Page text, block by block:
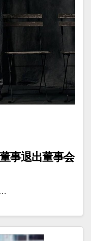
退出董事会